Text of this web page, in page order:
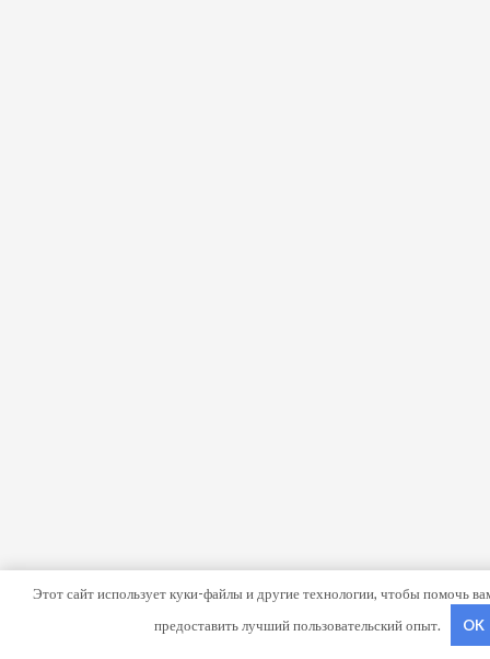
Этот сайт использует куки-файлы и другие технологии, чтобы помочь
предоставить лучший пользовательский опыт.
OK